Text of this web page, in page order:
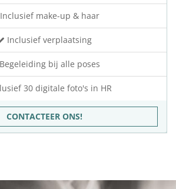
Inclusief make-up & haar
Inclusief verplaatsing
Begeleiding bij alle poses
30 digitale foto's in HR
CONTACTEER ONS!